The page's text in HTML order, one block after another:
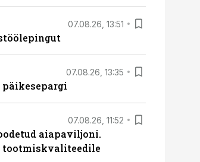
07.08.26, 13:51
07.08.26, 13:35
päikesepargi
07.08.26, 11:52
aiapaviljoni.
tootmiskvaliteedile